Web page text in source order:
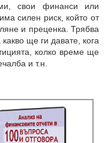
свои финанси или
силен риск, който от
и преценка. Трябва
ще ги давате, кога
колко време ще
и т.н.